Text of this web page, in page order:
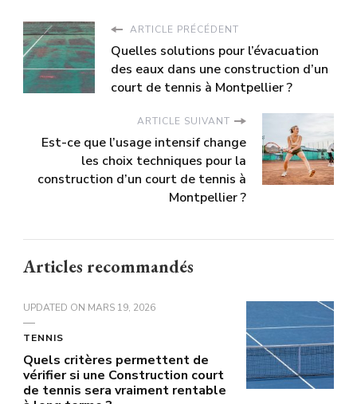
ARTICLE PRÉCÉDENT
Quelles solutions pour l’évacuation
des eaux dans une construction d’un
court de tennis à Montpellier ?
ARTICLE SUIVANT
Est-ce que l’usage intensif change
les choix techniques pour la
construction d’un court de tennis à
Montpellier ?
Articles recommandés
UPDATED ON MARS 19, 2026
TENNIS
Quels critères permettent de
vérifier si une Construction court
de tennis sera vraiment rentable